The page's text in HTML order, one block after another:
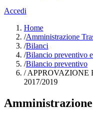
Accedi
Home
/Amministrazione
/Bilanci
/Bilancio preventivo
/Bilancio preventivo
/APPROVAZIONE
2017/2019